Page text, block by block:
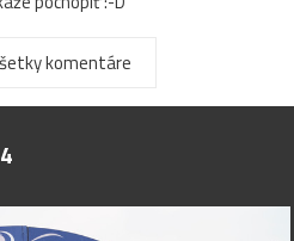
zdoraznovat na tvojich
komentáre